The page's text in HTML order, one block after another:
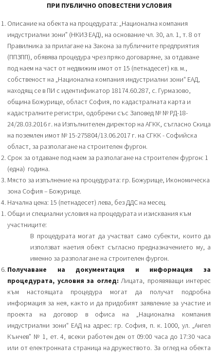
ПРИ ПУБЛИЧНО ОПОВЕСТЕНИ УСЛОВИЯ
Описание на обекта на процедурата: „Национална компания
индустриални зони” (НКИЗ ЕАД), на основание чл. 30, ал. 1, т. 8 от
Правилника за прилагане на Закона за публичните предприятия
(ППЗПП), обявява процедура чрез пряко договаряне, за отдаване
под наем на част от недвижим имот от 15 (петнадесет) кв. м.,
собственост на „Национална компания индустриални зони“ ЕАД,
находящ се в ПИ с идентификатор 18174.60.287, с. Гурмазово,
община Божурище, област София, по кадастралната карта и
кадастралните регистри, одобрени със Заповед № № РД-18-
24/28.03.2016 г. на Изпълнителен директор на АГКК, съгласно Скица
на поземлен имот № 15-275804/13.06.2017 г. на СГКК - Софийска
област, за разполагане на строителен фургон.
Срок за отдаване под наем за разполагане на строителен фургон: 1
(една) година.
Място за изпълнение на процедурата: гр. Божурище, Икономическа
зона София – Божурище.
Начална цена: 15 (петнадесет) лева, без ДДС на месец.
Общи и специални условия на процедурата и изисквания към
участниците:
В процедурата могат да участват само субекти, които да
използват наетия обект съгласно предназначението му, а
именно за разполагане на строителен фургон.
Получаване на документация и информация за
процедурата, условия за оглед: Лицата, проявяващи интерес
към настоящата процедура могат да получат подробна
информация за нея, както и да придобият заявление за участие и
проекта на договор в офиса на „Национална компания
индустриални зони“ ЕАД на адрес: гр. София, п. к. 1000, ул. „Ангел
Кънчев” № 1, ет. 4, всеки работен ден от 09:00 часа до 17:30 часа
или от електронната страница на дружеството. За оглед на обекта